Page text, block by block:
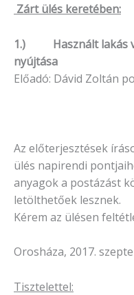
Zárt ülés keretében:
1.) Használt lakás
nyújtása
Előadó: Dávid Zoltán
Az előterjesztések
ülés napirendi
anyagok a postázást
letölthetőek lesznek.
Kérem az ülésen
Orosháza, 2017.
Tisztelettel: